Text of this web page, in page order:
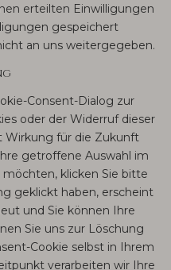
erteilten Einwilligungen
gespeichert
an uns weitergegeben.
Consent-Dialog zur
oder der Widerruf dieser
Wirkung für die Zukunft
getroffene Auswahl im
klicken Sie bitte
geklickt haben, erscheint
und Sie können Ihre
Sie uns zur Löschung
Cookie selbst in Ihrem
verarbeiten wir Ihre